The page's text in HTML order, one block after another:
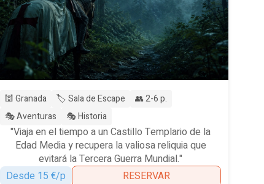
🕍 Granada 🏷️ Sala de Escape
👥 2-6 p.
🎭 Aventuras
🎭 Historia
"Viaja en el tiempo a un Castillo Templario de la
Edad Media y recupera la valiosa reliquia que
evitará la Tercera Guerra Mundial."
Desde 15 €/p
RESERVAR